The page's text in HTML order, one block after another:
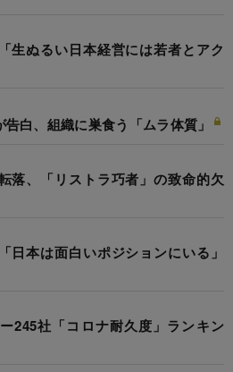
生ぬるい日本経営には若者とアク
白、組織に巣食う「ムラ体質」
落、「リストラ巧者」の致命的欠
日本は面白いポジションにいる」
245社「コロナ耐久度」ランキン